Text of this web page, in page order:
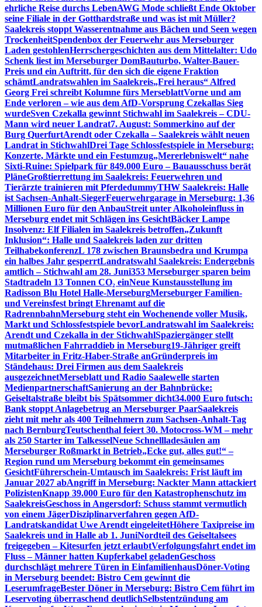
ehrliche Reise durchs LebenAWG Mode schließt Ende Oktober
seine Filiale in der Gotthardstraße und was ist mit Müller?
Saalekreis stoppt Wasserentnahme aus Bächen und Seen wegen
TrockenheitSpendenbox der Feuerwehr aus Merseburger
Laden gestohlenHerrschergeschichten aus dem Mittelalter: Udo
Schenk liest im Merseburger DomBauturbo, Walter-Bauer-
Preis und ein Auftritt, für den sich die eigene Fraktion
schämtLandratswahlen im Saalekreis„Frei heraus“ Alfred
Georg Frei schreibt Kolumne fürs MerseblattVorne und am
Ende verloren – wie aus dem AfD-Vorsprung Czekallas Sieg
wurdeSven Czekalla gewinnt Stichwahl im Saalekreis – CDU-
Mann wird neuer Landrat7. August: Sommerkino auf der
Burg QuerfurtArendt oder Czekalla – Saalekreis wählt neuen
Landrat in StichwahlDrei Tage Schlossfestspiele in Merseburg:
Konzerte, Märkte und ein Festumzug„Mererlebniswelt“ nahe
Sixti-Ruine: Spielpark für 849.000 Euro – Bauausschuss berät
PläneGroßtierrettung im Saalekreis: Feuerwehren und
Tierärzte trainieren mit PferdedummyTHW Saalekreis: Halle
ist Sachsen-Anhalt-SiegerFeuerwehrgarage in Merseburg: 1,36
Millionen Euro für den AnbauStreit unter Alkoholeinfluss in
Merseburg endet mit Schlägen ins GesichtBäcker Lampe
Insolvenz: Elf Filialen im Saalekreis betroffen„Zukunft
Inklusion“: Halle und Saalekreis laden zur dritten
TeilhabekonferenzL 178 zwischen Braunsbedra und Krumpa
ein halbes Jahr gesperrtLandratswahl Saalekreis: Endergebnis
amtlich – Stichwahl am 28. Juni353 Merseburger sparen beim
Stadtradeln 13 Tonnen CO₂ einNeue Kunstausstellung im
Radisson Blu Hotel Halle-MerseburgMerseburger Familien-
und Vereinsfest bringt Ehrenamt auf die
RadrennbahnMerseburg steht ein Wochenende voller Musik,
Markt und Schlossfestspiele bevorLandratswahl im Saalekreis:
Arendt und Czekalla in der StichwahlSpaziergänger stellt
mutmaßlichen Fahrraddieb in Merseburg19-Jähriger greift
Mitarbeiter in Fritz-Haber-Straße anGründerpreis im
Ständehaus: Drei Firmen aus dem Saalekreis
ausgezeichnetMerseblatt und Radio Saalewelle starten
MedienpartnerschaftSanierung an der Bahnbrücke:
Geiseltalstraße bleibt bis Spätsommer dicht34.000 Euro futsch:
Bank stoppt Anlagebetrug an Merseburger PaarSaalekreis
zieht mit mehr als 400 Teilnehmern zum Sachsen-Anhalt-Tag
nach BernburgTeutschenthal feiert 30. Motocross-WM – mehr
als 250 Starter im TalkesselNeue Schnellladesäulen am
Merseburger Roßmarkt in Betrieb„Ecke gut, alles gut!“ –
Region rund um Merseburg bekommt ein gemeinsames
GesichtFührerschein-Umtausch im Saalekreis: Frist läuft im
Januar 2027 abAngriff in Merseburg: Nackter Mann attackiert
PolizistenKnapp 39.000 Euro für den Katastrophenschutz im
SaalekreisGeschoss in Angersdorf: Schuss stammt vermutlich
von einem JägerDisziplinarverfahren gegen AfD-
Landratskandidat Uwe Arendt eingeleitetHöhere Taxipreise im
Saalekreis und in Halle ab 1. JuniNordteil des Geiseltalsees
freigegeben – Kitesurfen jetzt erlaubtVerfolgungsfahrt endet im
Fluss – Männer hatten Kupferkabel geladenGeschoss
durchschlägt mehrere Türen in EinfamilienhausDöner-Voting
in Merseburg beendet: Bistro Cem gewinnt die
LeserumfrageBester Döner in Merseburg: Bistro Cem führt im
Leservoting überraschend deutlichSelbstentzündung am